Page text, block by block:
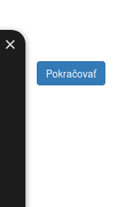
Pokračovať
×